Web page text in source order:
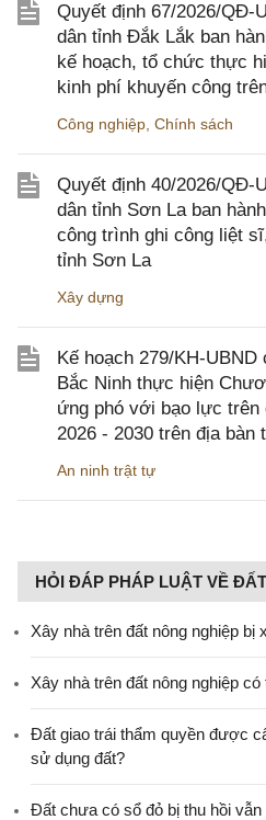
Quyết định 67/2026/QĐ-
dân tỉnh Đắk Lắk ban
kế hoạch, tổ chức thực
kinh phí khuyến công
Công nghiệp Chính sách
Quyết định 40/2026/QĐ-
dân tỉnh Sơn La ban
công trình ghi công liệt
tỉnh Sơn La
Xây dựng
Kế hoạch 279/KH-
Bắc Ninh thực hiện
ứng phó với bạo lực
2026 - 2030 trên địa bàn
An ninh trật tự
HỎI ĐÁP PHÁP LUẬT VỀ
Xây nhà trên đất nông nghiệp bị
Xây nhà trên đất nông nghiệp
Đất giao trái thẩm quyền được
sử dụng đất?
Đất chưa có sổ đỏ bị thu hồi